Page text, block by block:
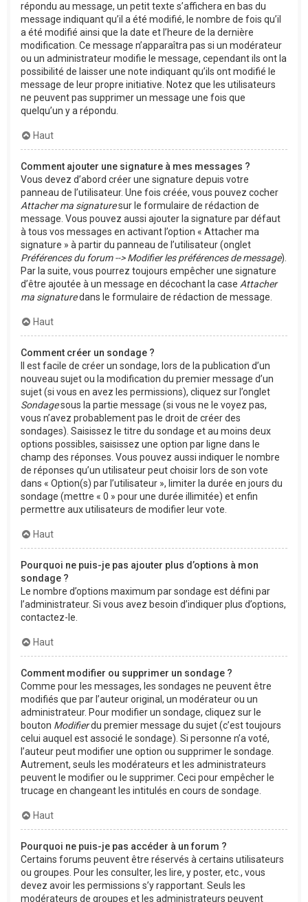
répondu au message, un petit texte s’affichera en bas du
message indiquant qu’il a été modifié, le nombre de fois qu’il
a été modifié ainsi que la date et l’heure de la dernière
modification. Ce message n’apparaîtra pas si un modérateur
ou un administrateur modifie le message, cependant ils ont la
possibilité de laisser une note indiquant qu’ils ont modifié le
message de leur propre initiative. Notez que les utilisateurs
ne peuvent pas supprimer un message une fois que
quelqu’un y a répondu.
Haut
Comment ajouter une signature à mes messages ?
Vous devez d’abord créer une signature depuis votre
panneau de l’utilisateur. Une fois créée, vous pouvez cocher
Attacher ma signaturesur le formulaire de rédaction de
message. Vous pouvez aussi ajouter la signature par défaut
à tous vos messages en activant l’option « Attacher ma
signature » à partir du panneau de l’utilisateur (onglet
Préférences du forum --> Modifier les préférences de message).
Par la suite, vous pourrez toujours empêcher une signature
d’être ajoutée à un message en décochant la case Attacher
ma signaturedans le formulaire de rédaction de message.
Haut
Comment créer un sondage ?
Il est facile de créer un sondage, lors de la publication d’un
nouveau sujet ou la modification du premier message d’un
sujet (si vous en avez les permissions), cliquez sur l’onglet
Sondagesous la partie message (si vous ne le voyez pas,
vous n’avez probablement pas le droit de créer des
sondages). Saisissez le titre du sondage et au moins deux
options possibles, saisissez une option par ligne dans le
champ des réponses. Vous pouvez aussi indiquer le nombre
de réponses qu’un utilisateur peut choisir lors de son vote
dans « Option(s) par l’utilisateur », limiter la durée en jours du
sondage (mettre « 0 » pour une durée illimitée) et enfin
permettre aux utilisateurs de modifier leur vote.
Haut
Pourquoi ne puis-je pas ajouter plus d’options à mon
sondage ?
Le nombre d’options maximum par sondage est défini par
l’administrateur. Si vous avez besoin d’indiquer plus d’options,
contactez-le.
Haut
Comment modifier ou supprimer un sondage ?
Comme pour les messages, les sondages ne peuvent être
modifiés que par l’auteur original, un modérateur ou un
administrateur. Pour modifier un sondage, cliquez sur le
bouton Modifierdu premier message du sujet (c’est toujours
celui auquel est associé le sondage). Si personne n’a voté,
l’auteur peut modifier une option ou supprimer le sondage.
Autrement, seuls les modérateurs et les administrateurs
peuvent le modifier ou le supprimer. Ceci pour empêcher le
trucage en changeant les intitulés en cours de sondage.
Haut
Pourquoi ne puis-je pas accéder à un forum ?
Certains forums peuvent être réservés à certains utilisateurs
ou groupes. Pour les consulter, les lire, y poster, etc., vous
devez avoir les permissions s’y rapportant. Seuls les
modérateurs de groupes et les administrateurs peuvent